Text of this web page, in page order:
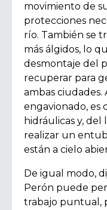
movimiento de
protecciones
río. También se
más álgidos, lo
desmontaje del
recuperar para
ambas ciudades.
engavionado, es
hidráulicas y, del
realizar un
están a cielo
De igual modo,
Perón puede
trabajo puntual,